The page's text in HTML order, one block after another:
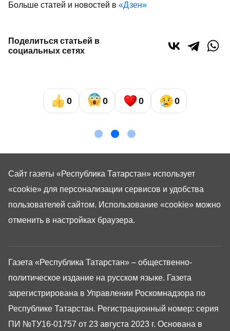
Больше статей и новостей в «Дзен»
Поделиться статьей в
социальных сетях
0 0 0 0
Газета «Республика Татарстан» – общественно-
политическое издание на русском языке. Газета
зарегистрирована в Управлении Роскомнадзора по
Республике Татарстан. Регистрационный номер: серия
ПИ №ТУ16-01757 от 23 августа 2023 г. Основана в
Сайт газеты «Республика Татарстан» использует
«cookie» для персонализации сервисов и удобства
пользователей сайтом. Использование «cookie» можно
отменить в настройках браузера.